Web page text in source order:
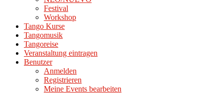
Festival
Workshop
Tango Kurse
Tangomusik
Tangoreise
Veranstaltung eintragen
Benutzer
Anmelden
Registrieren
Meine Events bearbeiten